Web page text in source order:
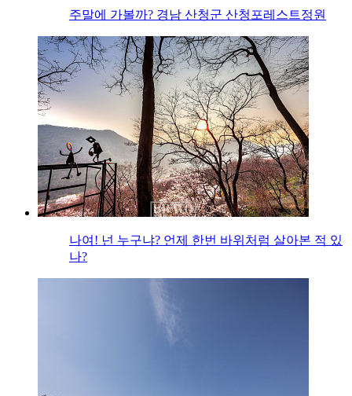
주말에 가볼까? 경남 산청군 산청포레스트정원
나여! 넌 누구냐? 언제 한번 바위처럼 살아본 적 있
나?